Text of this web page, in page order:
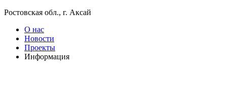
Ростовская обл., г. Аксай
О нас
Новости
Проекты
Информация